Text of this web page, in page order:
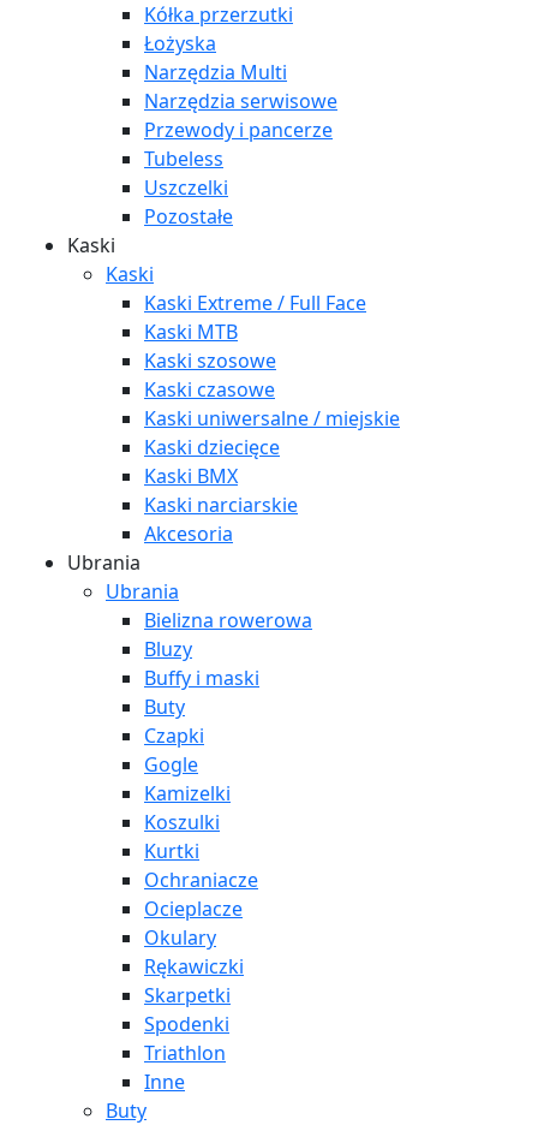
Kółka przerzutki
Łożyska
Narzędzia Multi
Narzędzia serwisowe
Przewody i pancerze
Tubeless
Uszczelki
Pozostałe
Kaski
Kaski
Kaski Extreme / Full Face
Kaski MTB
Kaski szosowe
Kaski czasowe
Kaski uniwersalne / miejskie
Kaski dziecięce
Kaski BMX
Kaski narciarskie
Akcesoria
Ubrania
Ubrania
Bielizna rowerowa
Bluzy
Buffy i maski
Buty
Czapki
Gogle
Kamizelki
Koszulki
Kurtki
Ochraniacze
Ocieplacze
Okulary
Rękawiczki
Skarpetki
Spodenki
Triathlon
Inne
Buty